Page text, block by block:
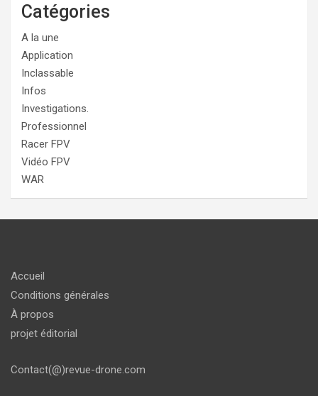
Catégories
A la une
Application
Inclassable
Infos
Investigations.
Professionnel
Racer FPV
Vidéo FPV
WAR
Accueil
Conditions générales
À propos
projet éditorial
Contact(@)revue-drone.com